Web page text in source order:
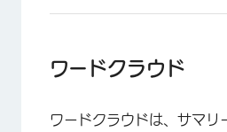
ワードクラウド
ワードクラウドは、サマリ